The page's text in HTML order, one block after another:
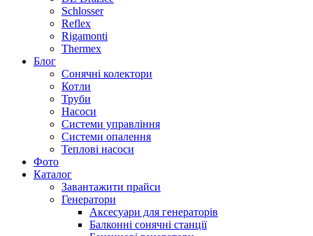
Schlosser
Reflex
Rigamonti
Thermex
Блог
Сонячні колектори
Котли
Труби
Насоси
Системи управління
Системи опалення
Теплові насоси
Фото
Каталог
Завантажити прайси
Генератори
Аксесуари для генераторів
Балконні сонячні станції